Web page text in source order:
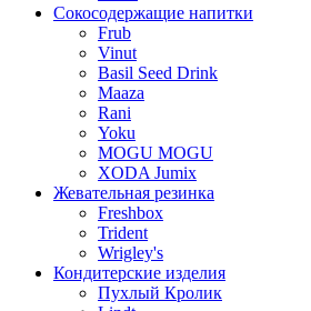
Сокосодержащие напитки
Frub
Vinut
Basil Seed Drink
Maaza
Rani
Yoku
MOGU MOGU
XODA Jumix
Жевательная резинка
Freshbox
Trident
Wrigley's
Кондитерские изделия
Пухлый Кролик